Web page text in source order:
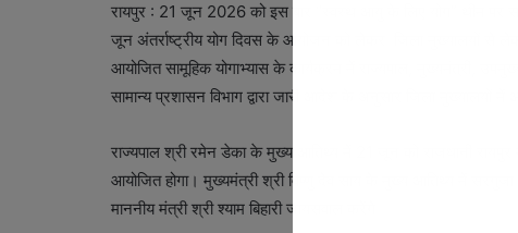
रायपुर : 21 जून 2026 को इस बार “स्वस्थ आयु के लिए योग” थीम पर
जून अंतर्राष्ट्रीय योग दिवस के आयोजन को लेकर जिला मुख्यालयों से
आयोजित सामूहिक योगाभ्यास के कार्यक्रम में राज्यपाल, मुख्यमंत्री,
सामान्य प्रशासन विभाग द्वारा जारी आदेश के अनुसार जिला मुख्यालयों में
राज्यपाल श्री रमेन डेका के मुख्य आतिथ्य में 21 जून को राजधानी रायपुर में
आयोजित होगा। मुख्यमंत्री श्री विष्णु देव साय के मुख्य आतिथ्य में सरगुजा
माननीय मंत्री श्री श्याम बिहारी जायसवाल करेंगे।